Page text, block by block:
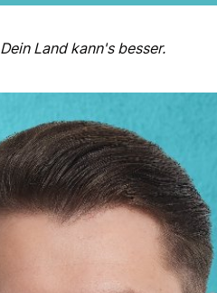
Dein Land kann's besser.